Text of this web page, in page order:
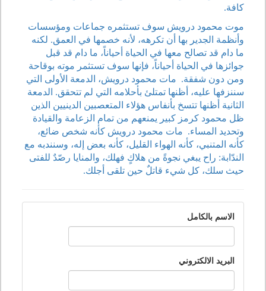
كافة.
موت محمود درويش سوف تستثمره جماعات ومؤسسات
وأنظمة الجدير بها أن تكرهه، لأنه خصمها في العمق. لكنه
ما دام قد تصالح معها في الحياة أحياناً، ما دام قد قبل
جوائزها في الحياة أحياناً، فإنها سوف تستثمر موته بوقاحة
ومن دون شفقة. مات محمود درويش، الدمعة الأولى التي
سننزفها عليه، أظنها تمتلئ بأحلامه التي لم تتحقق. الدمعة
الثانية أظنها تتسخ بأنفاس هؤلاء المتعصبين الدينيين الذين
ظل محمود كرمز كبير يمنعهم من تمام الزعامة والقيادة
وتحديد المساء. مات محمود درويش كأنه شخص ضائع،
كأنه المتنبي، كأنه الهواء القليل، كأنه بعض إله، وسنندبه مع
الندّابة: راح يبغي نجوةً من هلاكٍ فهلك، والمنايا رصّدٌ للفتى
حيث سلك، كل شيء قاتلٌ حين تلقى أجلك.
الاسم بالكامل
البريد الالكتروني